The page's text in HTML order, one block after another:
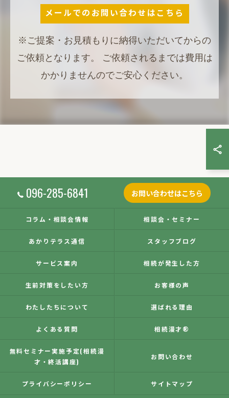
メールでのお問い合わせはこちら
※ご提案・お見積もりに納得いただいてからの
ご依頼となります。 ご依頼されるまでは費用は
かかりませんのでご安心ください。
096-285-6841 お問い合わせはこちら
コラム・相談会情報 相談会・セミナー
あかりテラス通信 スタッフブログ
サービス案内 相続が発生した方
生前対策をしたい方 お客様の声
わたしたちについて 選ばれる理由
よくある質問 相続漫才®
無料セミナー実施予定(相続漫
才・終活講座)
お問い合わせ
プライバシーポリシー サイトマップ